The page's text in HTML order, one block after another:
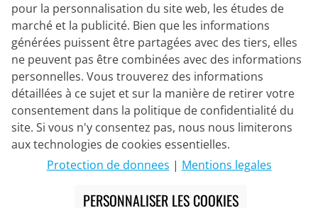
Partenaire de Livraison
pour la personnalisation du site web, les études de
marché et la publicité. Bien que les informations
générées puissent être partagées avec des tiers, elles
ne peuvent pas être combinées avec des informations
personnelles. Vous trouverez des informations
détaillées à ce sujet et sur la manière de retirer votre
consentement dans la politique de confidentialité du
site. Si vous n'y consentez pas, nous nous limiterons
aux technologies de cookies essentielles.
Protection de donnees | Mentions legales
PERSONNALISER LES COOKIES